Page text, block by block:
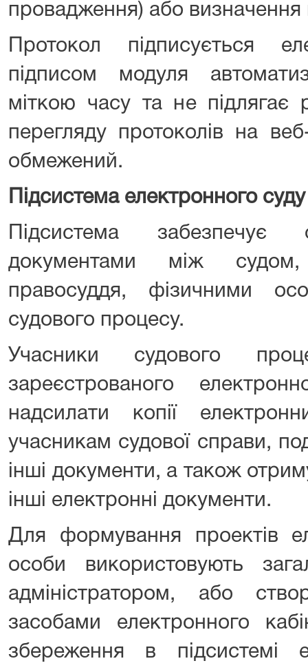
провадження) або
Протокол підписується
підписом модуля
міткою часу та не підлягає
перегляду протоколів на
обмежений.
Підсистема електронного суду
Підсистема забезпечує
документами між
правосуддя, фізичними
судового процесу.
Учасники судового
зареєстрованого
надсилати копії
учасникам судової справи,
інші документи, а також
інші електронні документи.
Для формування проектів
особи використовують
адміністратором, або
засобами електронного
збереження в підсистемі